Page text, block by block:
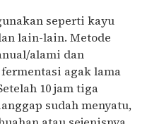
seperti kayu
lain-lain. Metode
alami dan
agak lama
10 jam tiga
sudah menyatu,